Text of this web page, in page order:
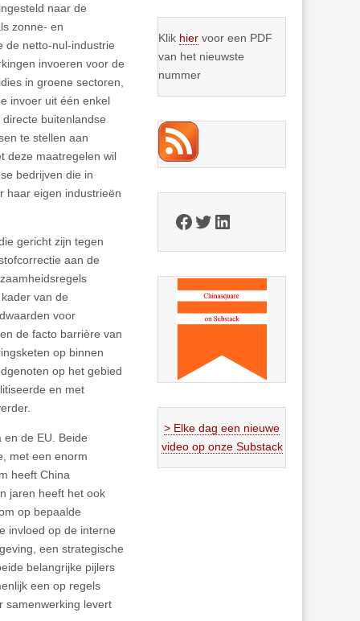
naar de
zonne- en
de netto-nul-industrie
invoeren voor de
in groene sectoren,
invoer uit één enkel
buitenlandse
te stellen aan
deze maatregelen wil
bedrijven die in
haar eigen industrieën
gericht zijn tegen
aan de
van de
voor
de facto barrière van
op binnen
op het gebied
en met
de EU. Beide
met een enorm
heeft China
jaren heeft het ook
op bepaalde
invloed op de interne
een strategische
belangrijke pijlers
een op regels
samenwerking levert
Klik hier voor een PDF
van het nieuwste
nummer
Facebook
Twitter
LinkedIn
> Elke dag een nieuwe
video op onze Substack